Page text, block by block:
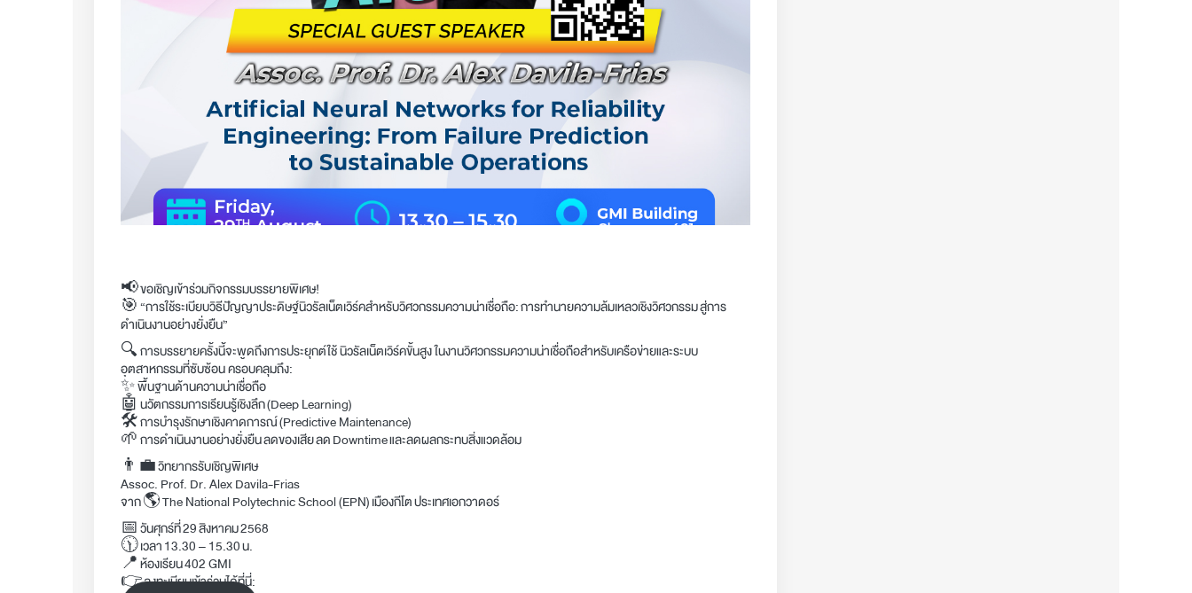
📢 ขอเชิญเข้าร่วมกิจกรรมบรรยายพิเศษ!
🎯 “การใช้ระเบียบวิธีปัญญาประดิษฐ์นิวรัลเน็ตเวิร์คสำหรับวิศวกรรมความน่าเชื่อถือ: การทำนายความล้มเหลวเชิงวิศวกรรม สู่การ
ดำเนินงานอย่างยั่งยืน”
🔍 การบรรยายครั้งนี้จะพูดถึงการประยุกต์ใช้ นิวรัลเน็ตเวิร์คขั้นสูง ในงานวิศวกรรมความน่าเชื่อถือสำหรับเครือข่ายและระบบ
อุตสาหกรรมที่ซับซ้อน ครอบคลุมถึง:
✨ พื้นฐานด้านความน่าเชื่อถือ
🤖 นวัตกรรมการเรียนรู้เชิงลึก (Deep Learning)
🛠️ การบำรุงรักษาเชิงคาดการณ์ (Predictive Maintenance)
🌱 การดำเนินงานอย่างยั่งยืน ลดของเสีย ลด Downtime และลดผลกระทบสิ่งแวดล้อม
👨‍💼 วิทยากรรับเชิญพิเศษ
Assoc. Prof. Dr. Alex Davila-Frias
จาก 🌎 The National Polytechnic School (EPN) เมืองกีโต ประเทศเอกวาดอร์
📅 วันศุกร์ที่ 29 สิงหาคม 2568
🕦 เวลา 13.30 – 15.30 น.
📍 ห้องเรียน 402 GMI
👉 ลงทะเบียนเข้าร่วมได้ที่นี่: